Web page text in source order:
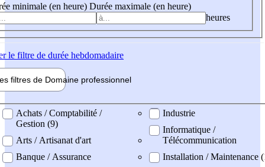
minimale (en heure) Durée maximale (en heure)
heures
le filtre de durée hebdomadaire
filtres de Domaine professionnel
professionel
Achats / Comptabilité /
Gestion (9)
Arts / Artisanat d'art
Banque / Assurance
Industrie
Informatique /
Télécommunication
Installation / Maintenance